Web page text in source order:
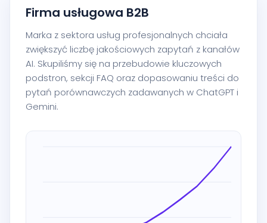
Firma usługowa B2B
Marka z sektora usług profesjonalnych chciała
zwiększyć liczbę jakościowych zapytań z kanałów
AI. Skupiliśmy się na przebudowie kluczowych
podstron, sekcji FAQ oraz dopasowaniu treści do
pytań porównawczych zadawanych w ChatGPT i
Gemini.